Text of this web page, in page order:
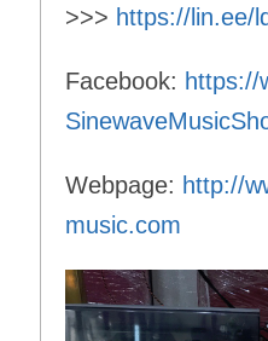
>>> https://lin.ee/
Facebook: https://
Webpage: http://
music.com